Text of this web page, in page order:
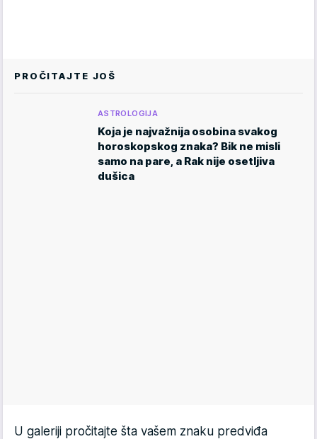
PROČITAJTE JOŠ
ASTROLOGIJA
Koja je najvažnija osobina svakog
horoskopskog znaka? Bik ne misli
samo na pare, a Rak nije osetljiva
dušica
U galeriji pročitajte šta vašem znaku predviđa